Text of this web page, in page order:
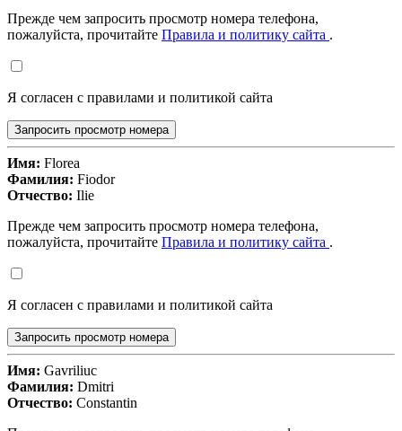
Прежде чем запросить просмотр номера телефона,
пожалуйста, прочитайте Правила и политику сайта .
Я согласен с правилами и политикой сайта
Запросить просмотр номера
Имя: Florea
Фамилия: Fiodor
Отчество: Ilie
Прежде чем запросить просмотр номера телефона,
пожалуйста, прочитайте Правила и политику сайта .
Я согласен с правилами и политикой сайта
Запросить просмотр номера
Имя: Gavriliuc
Фамилия: Dmitri
Отчество: Constantin